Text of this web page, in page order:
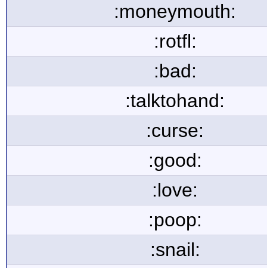
:moneymouth:
:rotfl:
:bad:
:talktohand:
:curse:
:good:
:love:
:poop:
:snail: